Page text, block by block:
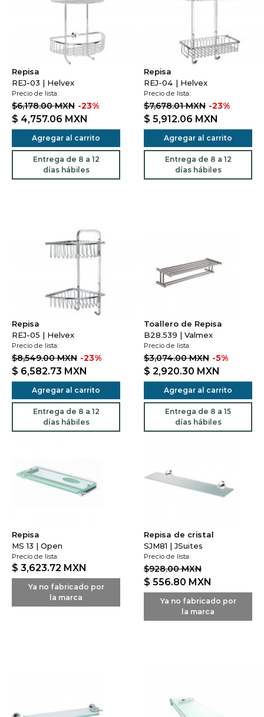
Repisa
REJ-03 | Helvex
Precio de lista:
$6,178.00 MXN -23%
$ 4,757.06 MXN
Agregar al carrito
Entrega de 8 a 12
días hábiles
Repisa
REJ-04 | Helvex
Precio de lista:
$7,678.01 MXN -23%
$ 5,912.06 MXN
Agregar al carrito
Entrega de 8 a 12
días hábiles
Repisa
REJ-05 | Helvex
Precio de lista:
$8,549.00 MXN -23%
$ 6,582.73 MXN
Agregar al carrito
Entrega de 8 a 12
días hábiles
Toallero de Repisa
B28.539 | Valmex
Precio de lista:
$3,074.00 MXN -5%
$ 2,920.30 MXN
Agregar al carrito
Entrega de 8 a 15
días hábiles
Repisa
MS 13 | Open
Precio de lista:
$ 3,623.72 MXN
Ya no fabricado por
la marca
Repisa de cristal
SJM81 | JSuites
Precio de lista:
$928.00 MXN
$ 556.80 MXN
Ya no fabricado por
la marca